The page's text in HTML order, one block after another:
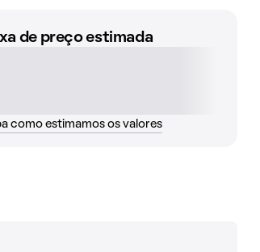
de preço estimada
como estimamos os valores